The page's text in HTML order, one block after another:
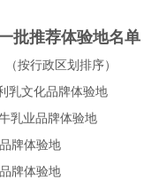
批推荐体验地名单
（按行政区划排序）
文化品牌体验地
业品牌体验地
牌体验地
牌体验地